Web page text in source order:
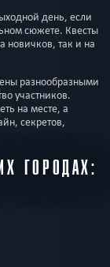
день, если
сюжете. Квесты
новичков, так и на
разнообразными
участников.
на месте, а
секретов,
ГОРОДАХ: